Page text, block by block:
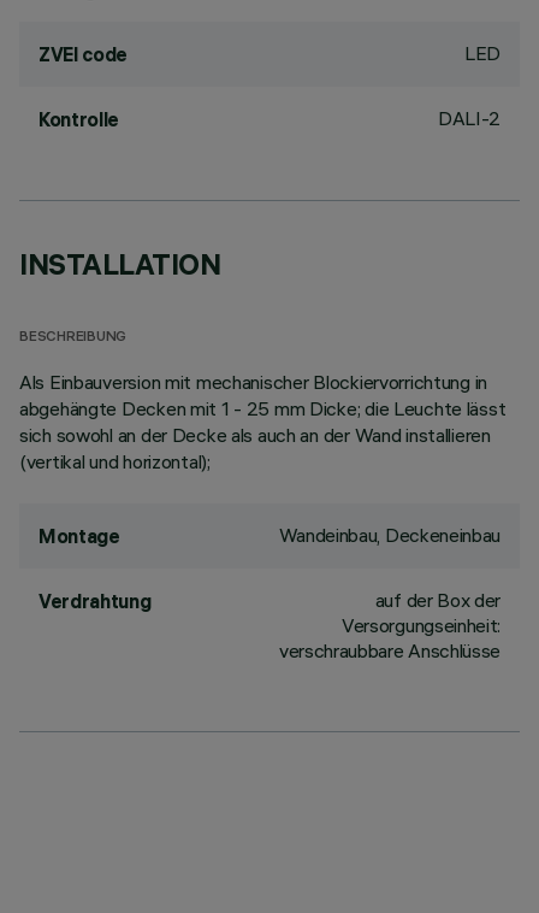
ZVEI code LED
Kontrolle DALI-2
INSTALLATION
BESCHREIBUNG
Als Einbauversion mit mechanischer Blockiervorrichtung in
abgehängte Decken mit 1 - 25 mm Dicke; die Leuchte lässt
sich sowohl an der Decke als auch an der Wand installieren
(vertikal und horizontal);
Montage Wandeinbau, Deckeneinbau
Verdrahtung
auf der Box der
Versorgungseinheit:
verschraubbare Anschlüsse